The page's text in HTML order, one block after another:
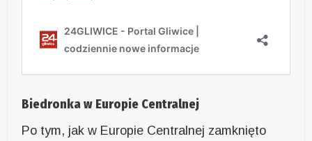
Biedronka w Europie Centralnej
Po tym, jak w Europie Centralnej zamknięto